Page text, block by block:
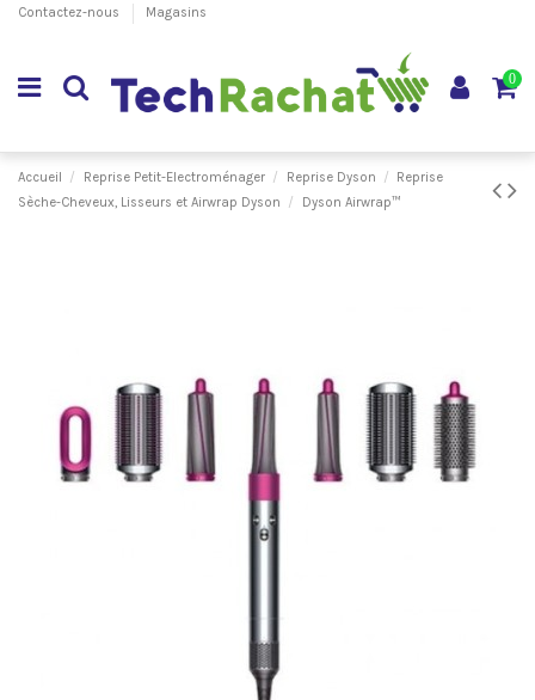
Contactez-nous Magasins
0
Accueil Reprise Petit-Electroménager Reprise Dyson
Reprise
Sèche-Cheveux, Lisseurs et Airwrap Dyson
Dyson Airwrap™